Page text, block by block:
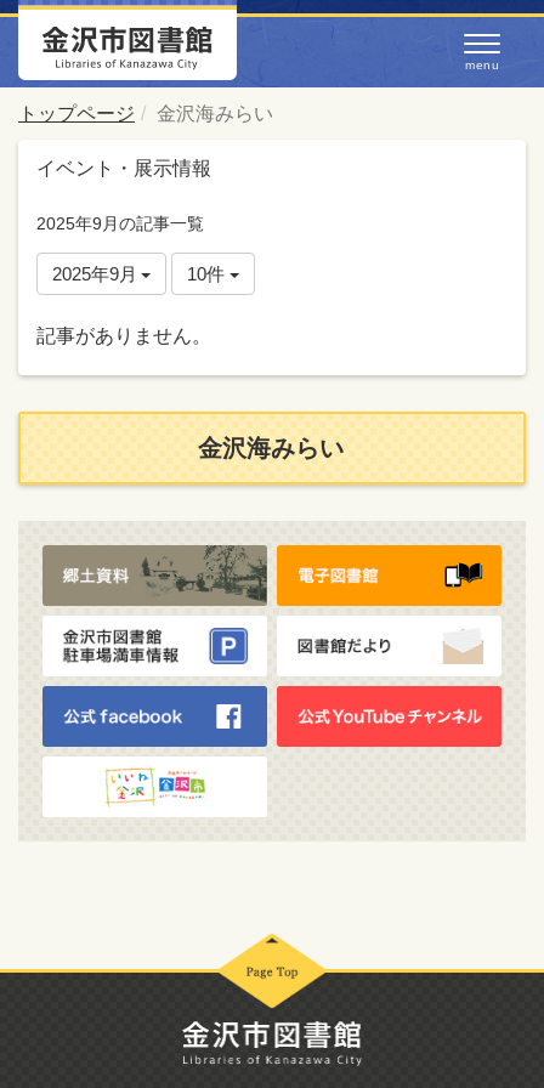
トップページ 金沢海みらい
イベント・展示情報
2025年9月の記事一覧
2025年9月 10件
記事がありません。
金沢海みらい